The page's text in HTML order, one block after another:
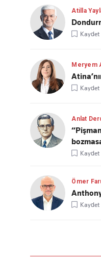
Atilla
Kaydet
Meryem
Kaydet
Anlat
Kaydet
Ömer
Kaydet